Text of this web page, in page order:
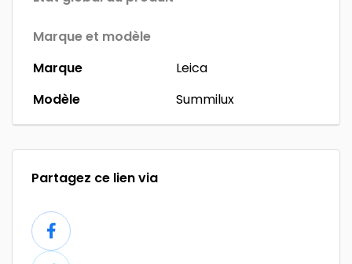
Marque et modèle
Marque
Leica
Modèle
Summilux
Partagez ce lien via